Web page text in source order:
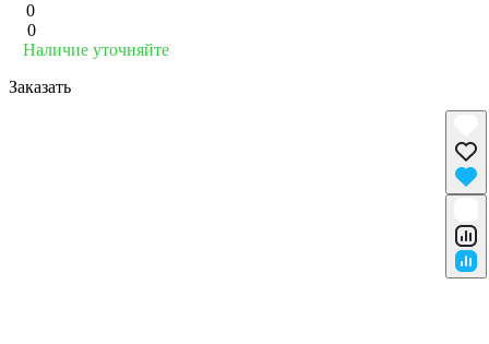
0
0
Наличие уточняйте
Заказать